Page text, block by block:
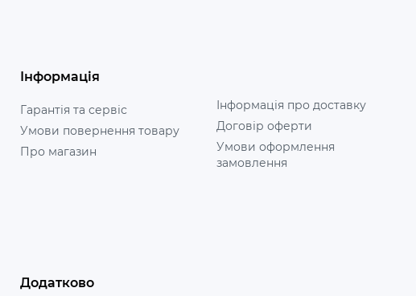
Інформація
Гарантія та сервіс
Умови повернення товару
Про магазин
Інформація про доставку
Договір оферти
Умови оформлення
замовлення
Додатково